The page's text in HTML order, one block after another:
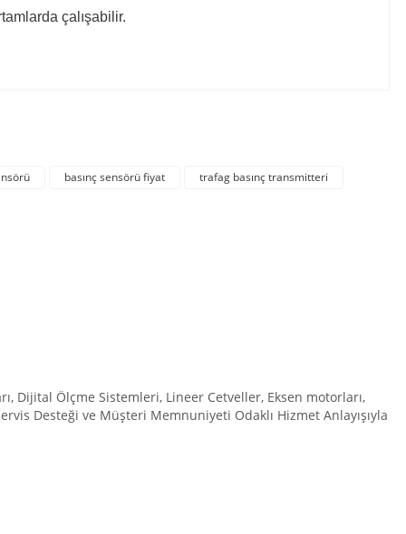
çalışabilir.
basınç sensörü fiyat
trafag basınç transmitteri
Dijital Ölçme Sistemleri, Lineer Cetveller, Eksen motorları,
Desteği ve Müşteri Memnuniyeti Odaklı Hizmet Anlayışıyla